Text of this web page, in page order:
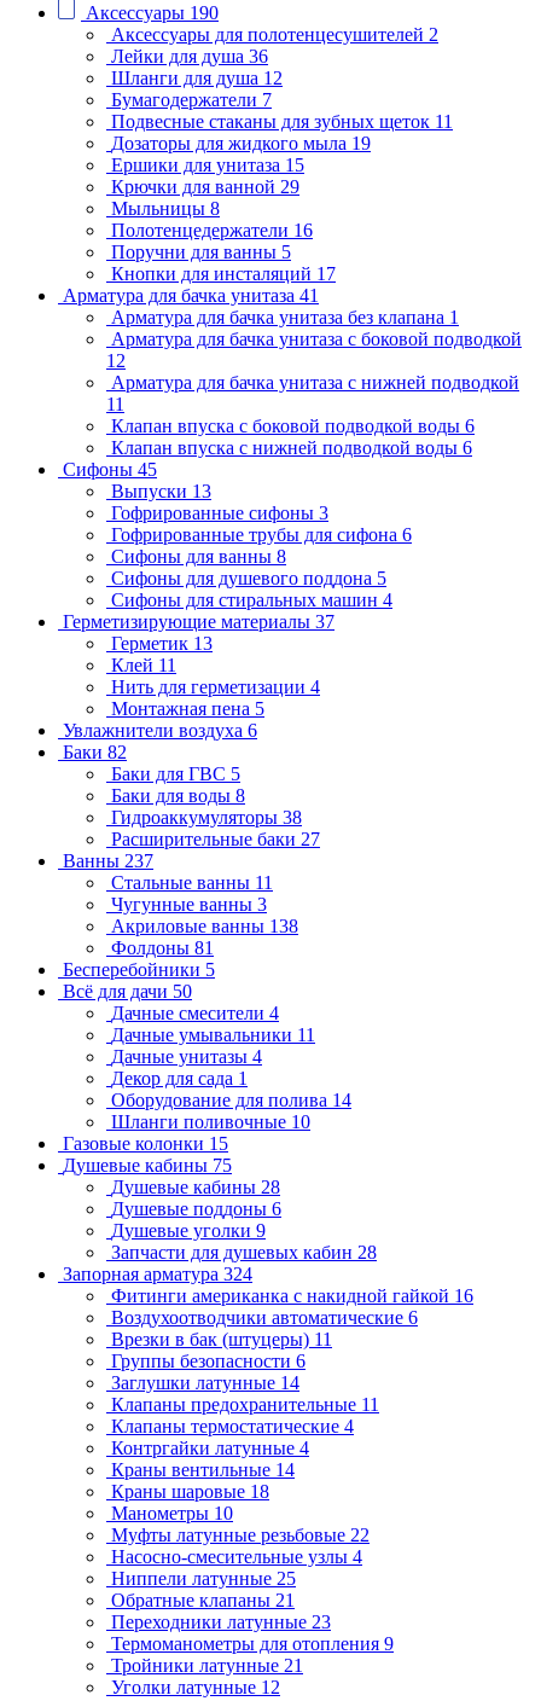
Аксессуары 190
Аксессуары для полотенцесушителей 2
Лейки для душа 36
Шланги для душа 12
Бумагодержатели 7
Подвесные стаканы для зубных щеток 11
Дозаторы для жидкого мыла 19
Ершики для унитаза 15
Крючки для ванной 29
Мыльницы 8
Полотенцедержатели 16
Поручни для ванны 5
Кнопки для инсталяций 17
Арматура для бачка унитаза 41
Арматура для бачка унитаза без клапана 1
Арматура для бачка унитаза с боковой подводкой
12
Арматура для бачка унитаза с нижней подводкой
11
Клапан впуска с боковой подводкой воды 6
Клапан впуска с нижней подводкой воды 6
Сифоны 45
Выпуски 13
Гофрированные сифоны 3
Гофрированные трубы для сифона 6
Сифоны для ванны 8
Сифоны для душевого поддона 5
Сифоны для стиральных машин 4
Герметизирующие материалы 37
Герметик 13
Клей 11
Нить для герметизации 4
Монтажная пена 5
Увлажнители воздуха 6
Баки 82
Баки для ГВС 5
Баки для воды 8
Гидроаккумуляторы 38
Расширительные баки 27
Ванны 237
Стальные ванны 11
Чугунные ванны 3
Акриловые ванны 138
Фолдоны 81
Бесперебойники 5
Всё для дачи 50
Дачные смесители 4
Дачные умывальники 11
Дачные унитазы 4
Декор для сада 1
Оборудование для полива 14
Шланги поливочные 10
Газовые колонки 15
Душевые кабины 75
Душевые кабины 28
Душевые поддоны 6
Душевые уголки 9
Запчасти для душевых кабин 28
Запорная арматура 324
Фитинги американка с накидной гайкой 16
Воздухоотводчики автоматические 6
Врезки в бак (штуцеры) 11
Группы безопасности 6
Заглушки латунные 14
Клапаны предохранительные 11
Клапаны термостатические 4
Контргайки латунные 4
Краны вентильные 14
Краны шаровые 18
Манометры 10
Муфты латунные резьбовые 22
Насосно-смесительные узлы 4
Ниппели латунные 25
Обратные клапаны 21
Переходники латунные 23
Термоманометры для отопления 9
Тройники латунные 21
Уголки латунные 12